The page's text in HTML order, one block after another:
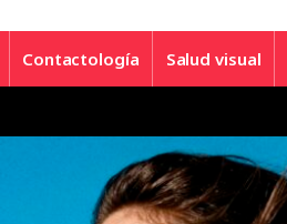
Contactología Salud visual